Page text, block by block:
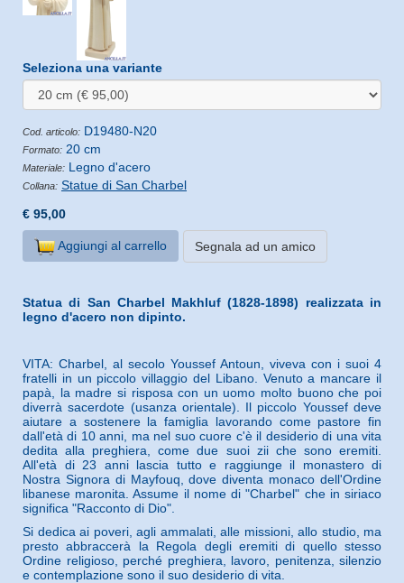
Seleziona una variante
Cod. articolo: D19480-N20
Formato: 20 cm
Materiale: Legno d'acero
Collana: Statue di San Charbel
€ 95,00
Aggiungi al carrello Segnala ad un amico
Statua di San Charbel Makhluf (1828-1898) realizzata in
legno d'acero non dipinto.
VITA: Charbel, al secolo Youssef Antoun, viveva con i suoi 4
fratelli in un piccolo villaggio del Libano. Venuto a mancare il
papà, la madre si risposa con un uomo molto buono che poi
diverrà sacerdote (usanza orientale). Il piccolo Youssef deve
aiutare a sostenere la famiglia lavorando come pastore fin
dall'età di 10 anni, ma nel suo cuore c'è il desiderio di una vita
dedita alla preghiera, come due suoi zii che sono eremiti.
All'età di 23 anni lascia tutto e raggiunge il monastero di
Nostra Signora di Mayfouq, dove diventa monaco dell'Ordine
libanese maronita. Assume il nome di "Charbel" che in siriaco
significa "Racconto di Dio".
Si dedica ai poveri, agli ammalati, alle missioni, allo studio, ma
presto abbraccerà la Regola degli eremiti di quello stesso
Ordine religioso, perché preghiera, lavoro, penitenza, silenzio
e contemplazione sono il suo desiderio di vita.